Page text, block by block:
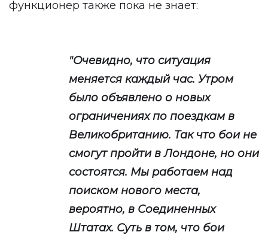
функционер также пока не знает:
"Очевидно, что ситуация
меняется каждый час. Утром
было объявлено о новых
ограничениях по поездкам в
Великобританию. Так что бои не
смогут пройти в Лондоне, но они
состоятся. Мы работаем над
поиском нового места,
вероятно, в Соединенных
Штатах. Суть в том, что бои